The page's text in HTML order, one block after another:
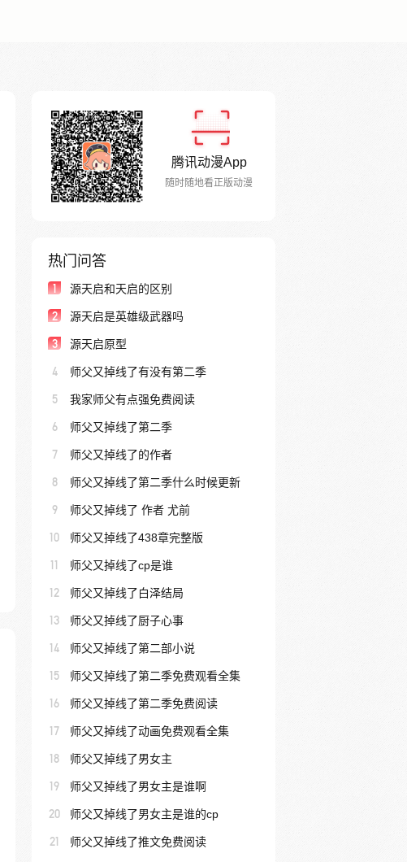
腾讯动漫App
随时随地看正版动漫
热门问答
1 源天启和天启的区别
2 源天启是英雄级武器吗
3 源天启原型
4 师父又掉线了有没有第二季
5 我家师父有点强免费阅读
6 师父又掉线了第二季
7 师父又掉线了的作者
8 师父又掉线了第二季什么时候更新
9 师父又掉线了 作者 尤前
10 师父又掉线了438章完整版
11 师父又掉线了cp是谁
12 师父又掉线了白泽结局
13 师父又掉线了厨子心事
14 师父又掉线了第二部小说
15 师父又掉线了第二季免费观看全集
16 师父又掉线了第二季免费阅读
17 师父又掉线了动画免费观看全集
18 师父又掉线了男女主
19 师父又掉线了男女主是谁啊
20 师父又掉线了男女主是谁的cp
21 师父又掉线了推文免费阅读